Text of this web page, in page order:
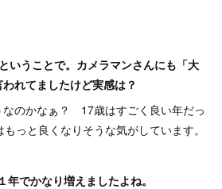
いうことで。カメラマンさんにも「大
れてましたけど実感は？
のかなぁ？ 17歳はすごく良い年だっ
っと良くなりそうな気がしています。
でかなり増えましたよね。